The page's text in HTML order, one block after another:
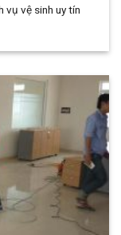
vụ vệ sinh uy tín